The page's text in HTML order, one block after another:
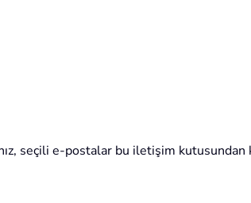
seçili e-postalar bu iletişim kutusundan